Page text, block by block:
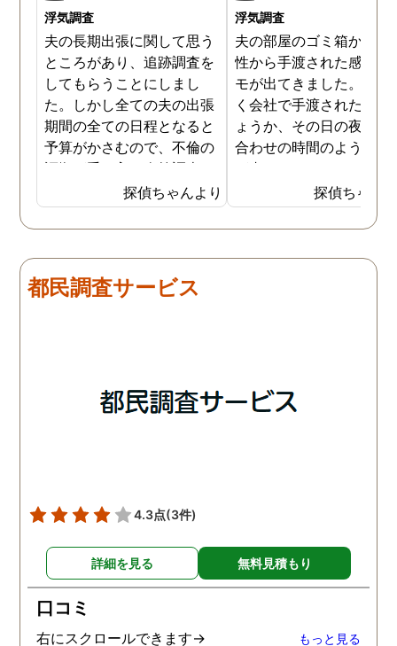
浮気調査
夫の長期出張に関して思う
ところがあり、追跡調査を
してもらうことにしまし
た。しかし全ての夫の出張
期間の全ての日程となると
予算がかさむので、不倫の
証拠が手に入り次第調査を
打ち切ってもらう契約にし
ました。調査初日、その日
は夫は本当に仕事をしてい
目、夫は仕事を休みにして
おり、出張先で女性と1日
拠を手に入れることができ
探偵ちゃんより
浮気調査
夫の部屋のゴミ箱から、
性から手渡された感じの
モが出てきました。おそ
く会社で手渡されたので
ょうか、その日の夜の待
合わせの時間のようなも
が書かれていました。こ
時になんとなく嫌な予感
したので、夫の身辺調査
会社での過ごし方を探偵
探偵に夫の会社の場所を
れました。調査の結果、
す。探偵の説明は全て調
報告書にも書かれており
写真を確認することもで
ましたが、真実を知るこ
探偵ちゃん
都民調査サービス
4.3点(3件)
詳細を見る 無料見積もり
口コミ
右にスクロールできます→ もっと見る